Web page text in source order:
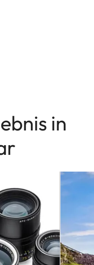
in